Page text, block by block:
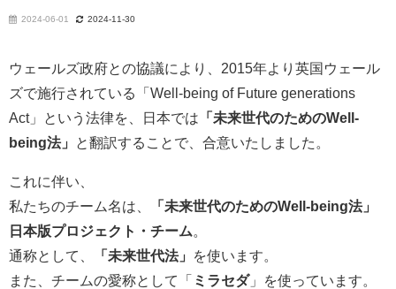
2024-06-01 2024-11-30
ウェールズ政府との協議により、2015年より英国ウェール
ズで施行されている「Well-being of Future generations
Act」という法律を、日本では 「未来世代のためのWell-
being法」
と翻訳することで、合意いたしました。
これに伴い、
私たちのチーム名は、
「未来世代のためのWell-being法」
日本版プロジェクト・チーム。
通称として、
「未来世代法」
を使います。
また、チームの愛称として「 ミラセダ」を使っています。